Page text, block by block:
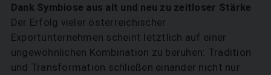
Dank Symbiose aus alt und neu zu zeitloser Stärke
Der Erfolg vieler österreichischer
Exportunternehmen scheint letztlich auf einer
ungewöhnlichen Kombination zu beruhen: Tradition
und Transformation schließen einan­der nicht nur